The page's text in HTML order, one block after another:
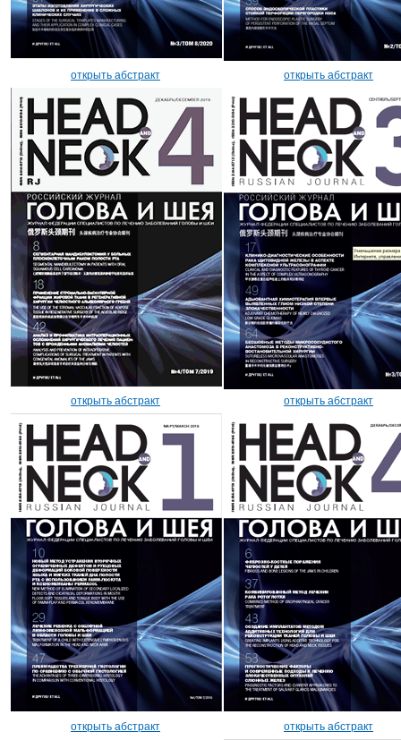
открыть абстракт открыть абстракт
открыть абстракт открыть абстракт
открыть абстракт открыть абстракт